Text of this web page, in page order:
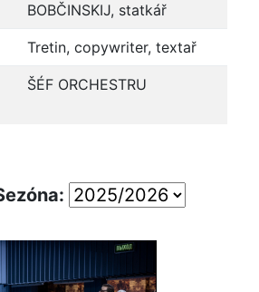
BOBČINSKIJ, statkář
Tretin, copywriter, textař
ŠÉF ORCHESTRU